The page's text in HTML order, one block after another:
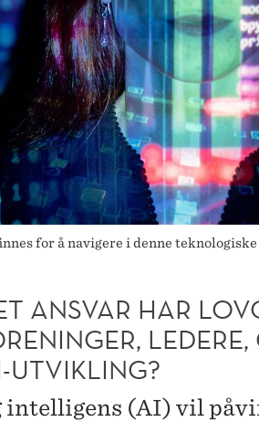
for å navigere i denne
ANSVAR HAR
UTVIKLING?
intelligens (AI) vil